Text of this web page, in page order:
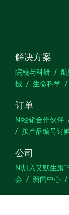
解决方案
院校与科研
械
生命科学
订单
NI经销合作伙伴
按产品编号订
公司
NI加入艾默生旗
会
新闻中心